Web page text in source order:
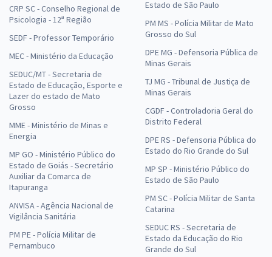
CRP SC - Conselho Regional de
Psicologia - 12ª Região
SEDF - Professor Temporário
MEC - Ministério da Educação
SEDUC/MT - Secretaria de
Estado de Educação, Esporte e
Lazer do estado de Mato
Grosso
MME - Ministério de Minas e
Energia
MP GO - Ministério Público do
Estado de Goiás - Secretário
Auxiliar da Comarca de
Itapuranga
ANVISA - Agência Nacional de
Vigilância Sanitária
PM PE - Polícia Militar de
Pernambuco
Estado de São Paulo
PM MS - Polícia Militar de Mato
Grosso do Sul
DPE MG - Defensoria Pública de
Minas Gerais
TJ MG - Tribunal de Justiça de
Minas Gerais
CGDF - Controladoria Geral do
Distrito Federal
DPE RS - Defensoria Pública do
Estado do Rio Grande do Sul
MP SP - Ministério Público do
Estado de São Paulo
PM SC - Polícia Militar de Santa
Catarina
SEDUC RS - Secretaria de
Estado da Educação do Rio
Grande do Sul